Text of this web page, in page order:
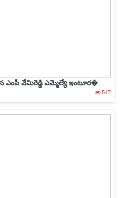
ఎంపీ వేమిరెడ్డి ఎమ్మెల్యే ఇంటూర�
547